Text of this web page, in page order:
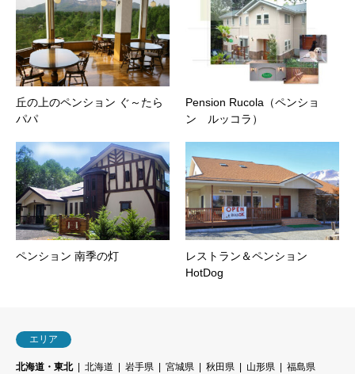
丘の上のペンション ぐ～たら
パパ
Pension Rucola（ペンショ
ン ルッコラ）
ペンション 南季の灯
レストラン＆ペンション
HotDog
エリア
北海道・東北 北海道 岩手県 宮城県 秋田県 山形県
福島県